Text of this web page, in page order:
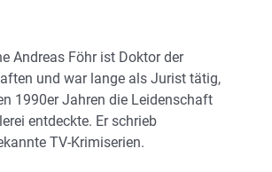
Andreas Föhr ist Doktor der
und war lange als Jurist tätig,
1990er Jahren die Leidenschaft
entdeckte. Er schrieb
TV-Krimiserien.